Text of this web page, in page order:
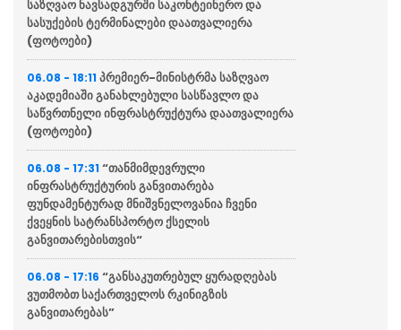
საზღვაო ნავსადგურში საკონტეინერო და
სასუქების ტერმინალები დაათვალიერა
(ფოტოები)
06.08 - 18:11 პრემიერ-მინისტრმა საზღვაო
აკადემიაში განახლებული სასწავლო და
საწვრთნელი ინფრასტრუქტურა დაათვალიერა
(ფოტოები)
06.08 - 17:31 “თანმიმდევრული
ინფრასტრუქტურის განვითარება
ფუნდამენტურად მნიშვნელოვანია ჩვენი
ქვეყნის სატრანსპორტო ქსელის
განვითარებისთვის“
06.08 - 17:16 “განსაკუთრებულ ყურადღებას
ვუთმობთ საქართველოს რკინიგზის
განვითარებას”